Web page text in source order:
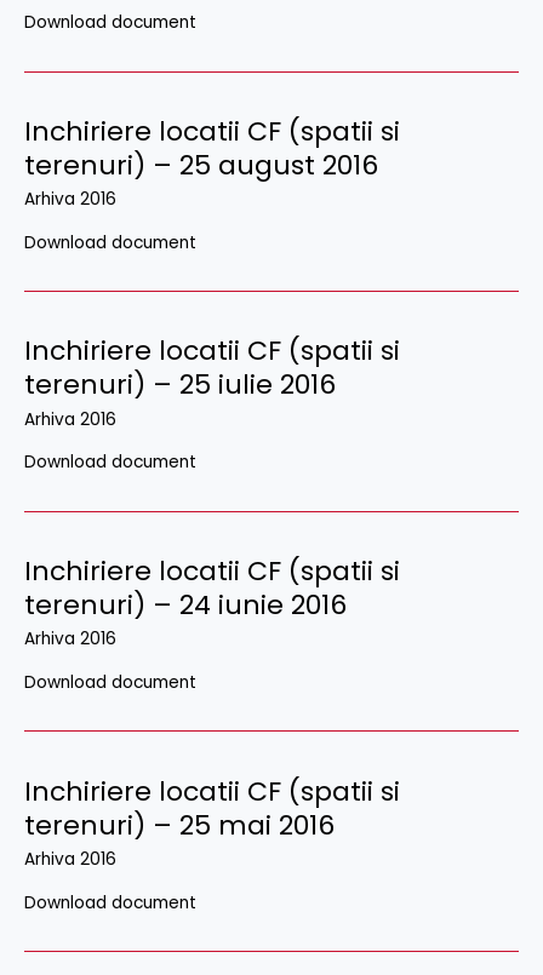
Download document
Inchiriere locatii CF (spatii si
terenuri) – 25 august 2016
Arhiva 2016
Download document
Inchiriere locatii CF (spatii si
terenuri) – 25 iulie 2016
Arhiva 2016
Download document
Inchiriere locatii CF (spatii si
terenuri) – 24 iunie 2016
Arhiva 2016
Download document
Inchiriere locatii CF (spatii si
terenuri) – 25 mai 2016
Arhiva 2016
Download document